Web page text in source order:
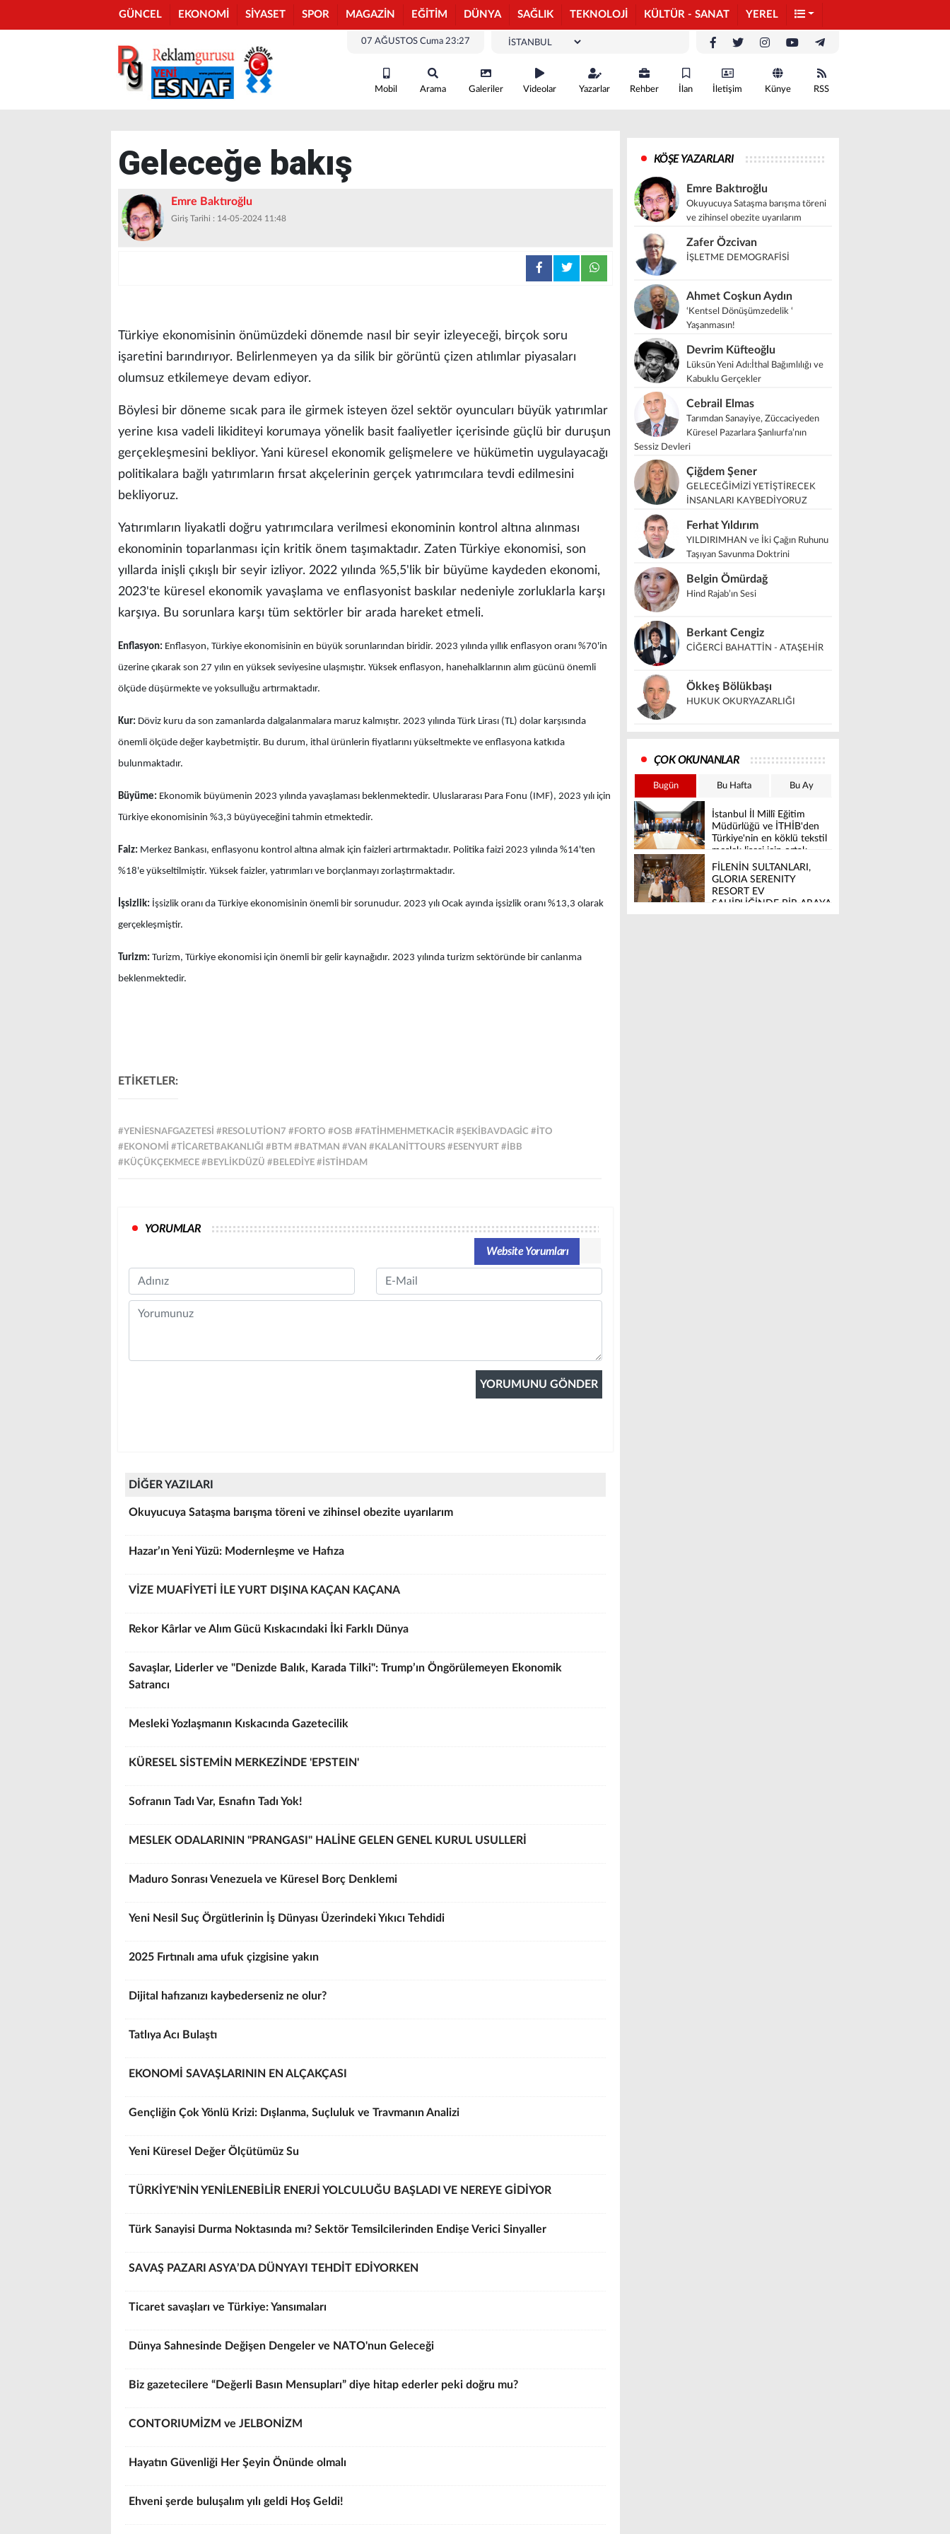
GÜNCEL EKONOMİ SİYASET SPOR MAGAZİN EĞİTİM DÜNYA SAĞLIK TEKNOLOJİ KÜLTÜR - SANAT YEREL
07 AĞUSTOS Cuma 23:27
Mobil Arama Galeriler Videolar Yazarlar Rehber İlan İletişim Künye RSS
Geleceğe bakış
Emre Baktıroğlu
Giriş Tarihi : 14-05-2024 11:48
Türkiye ekonomisinin önümüzdeki dönemde nasıl bir seyir izleyeceği, birçok soru
işaretini barındırıyor. Belirlenmeyen ya da silik bir görüntü çizen atılımlar piyasaları
olumsuz etkilemeye devam ediyor.
Böylesi bir döneme sıcak para ile girmek isteyen özel sektör oyuncuları büyük yatırımlar
yerine kısa vadeli likiditeyi korumaya yönelik basit faaliyetler içerisinde güçlü bir duruşun
gerçekleşmesini bekliyor. Yani küresel ekonomik gelişmelere ve hükümetin uygulayacağı
politikalara bağlı yatırımların fırsat akçelerinin gerçek yatırımcılara tevdi edilmesini
bekliyoruz.
Yatırımların liyakatli doğru yatırımcılara verilmesi ekonominin kontrol altına alınması
ekonominin toparlanması için kritik önem taşımaktadır. Zaten Türkiye ekonomisi, son
yıllarda inişli çıkışlı bir seyir izliyor. 2022 yılında %5,5'lik bir büyüme kaydeden ekonomi,
2023'te küresel ekonomik yavaşlama ve enflasyonist baskılar nedeniyle zorluklarla karşı
karşıya. Bu sorunlara karşı tüm sektörler bir arada hareket etmeli.
Enflasyon: Enflasyon, Türkiye ekonomisinin en büyük sorunlarından biridir. 2023 yılında yıllık enflasyon oranı %70'in
üzerine çıkarak son 27 yılın en yüksek seviyesine ulaşmıştır. Yüksek enflasyon, hanehalklarının alım gücünü önemli
ölçüde düşürmekte ve yoksulluğu artırmaktadır.
Kur: Döviz kuru da son zamanlarda dalgalanmalara maruz kalmıştır. 2023 yılında Türk Lirası (TL) dolar karşısında
önemli ölçüde değer kaybetmiştir. Bu durum, ithal ürünlerin fiyatlarını yükseltmekte ve enflasyona katkıda
bulunmaktadır.
Büyüme: Ekonomik büyümenin 2023 yılında yavaşlaması beklenmektedir. Uluslararası Para Fonu (IMF), 2023 yılı için
Türkiye ekonomisinin %3,3 büyüyeceğini tahmin etmektedir.
Faiz: Merkez Bankası, enflasyonu kontrol altına almak için faizleri artırmaktadır. Politika faizi 2023 yılında %14'ten
%18'e yükseltilmiştir. Yüksek faizler, yatırımları ve borçlanmayı zorlaştırmaktadır.
İşsizlik: İşsizlik oranı da Türkiye ekonomisinin önemli bir sorunudur. 2023 yılı Ocak ayında işsizlik oranı %13,3 olarak
gerçekleşmiştir.
Turizm: Turizm, Türkiye ekonomisi için önemli bir gelir kaynağıdır. 2023 yılında turizm sektöründe bir canlanma
beklenmektedir.
ETİKETLER:
#YENIESNAFGAZETESI #RESOLUTION7 #FORTO #OSB #FATIHMEHMETKACIR #ŞEKIBAVDAGIC #ITO
#EKONOMI #TICARETBAKANLIĞI #BTM #BATMAN #VAN #KALANITTOURS #ESENYURT #IBB
#KÜÇÜKÇEKMECE #BEYLIKDÜZÜ #BELEDIYE #ISTIHDAM
YORUMLAR
Website Yorumları
Name Email
Comment
DİĞER YAZILARI
Okuyucuya Sataşma barışma töreni ve zihinsel obezite uyarılarım
Hazar’ın Yeni Yüzü: Modernleşme ve Hafıza
VİZE MUAFİYETİ İLE YURT DIŞINA KAÇAN KAÇANA
Rekor Kârlar ve Alım Gücü Kıskacındaki İki Farklı Dünya
Savaşlar, Liderler ve "Denizde Balık, Karada Tilki": Trump’ın Öngörülemeyen Ekonomik
Satrancı
Mesleki Yozlaşmanın Kıskacında Gazetecilik
KÜRESEL SİSTEMİN MERKEZİNDE 'EPSTEIN'
Sofranın Tadı Var, Esnafın Tadı Yok!
MESLEK ODALARININ "PRANGASI" HALİNE GELEN GENEL KURUL USULLERİ
Maduro Sonrası Venezuela ve Küresel Borç Denklemi
Yeni Nesil Suç Örgütlerinin İş Dünyası Üzerindeki Yıkıcı Tehdidi
2025 Fırtınalı ama ufuk çizgisine yakın
Dijital hafızanızı kaybederseniz ne olur?
Tatlıya Acı Bulaştı
EKONOMİ SAVAŞLARININ EN ALÇAKÇASI
Gençliğin Çok Yönlü Krizi: Dışlanma, Suçluluk ve Travmanın Analizi
Yeni Küresel Değer Ölçütümüz Su
TÜRKİYE'NİN YENİLENEBİLİR ENERJİ YOLCULUĞU BAŞLADI VE NEREYE GİDİYOR
Türk Sanayisi Durma Noktasında mı? Sektör Temsilcilerinden Endişe Verici Sinyaller
SAVAŞ PAZARI ASYA’DA DÜNYAYI TEHDİT EDİYORKEN
Ticaret savaşları ve Türkiye: Yansımaları
Dünya Sahnesinde Değişen Dengeler ve NATO'nun Geleceği
Biz gazetecilere “Değerli Basın Mensupları” diye hitap ederler peki doğru mu?
CONTORIUMİZM ve JELBONİZM
Hayatın Güvenliği Her Şeyin Önünde olmalı
Ehveni şerde buluşalım yılı geldi Hoş Geldi!
KÖŞE YAZARLARI
Emre Baktıroğlu
Okuyucuya Sataşma barışma töreni
ve zihinsel obezite uyarılarım
Zafer Özcivan
İŞLETME DEMOGRAFİSİ
Ahmet Coşkun Aydın
‘Kentsel Dönüşümzedelik ‘
Yaşanmasın!
Devrim Küfteoğlu
Lüksün Yeni Adı:İthal Bağımlılığı ve
Kabuklu Gerçekler
Cebrail Elmas
Tarımdan Sanayiye, Züccaciyeden
Küresel Pazarlara Şanlıurfa’nın
Sessiz Devleri
Çiğdem Şener
GELECEĞİMİZİ YETİŞTİRECEK
İNSANLARI KAYBEDİYORUZ
Ferhat Yıldırım
YILDIRIMHAN ve İki Çağın Ruhunu
Taşıyan Savunma Doktrini
Belgin Ömürdağ
Hind Rajab’ın Sesi
Berkant Cengiz
CİĞERCİ BAHATTİN - ATAŞEHİR
Ökkeş Bölükbaşı
HUKUK OKURYAZARLIĞI
ÇOK OKUNANLAR
Bugün Bu Hafta Bu Ay
İstanbul İl Millî Eğitim
Müdürlüğü ve İTHİB'den
Türkiye'nin en köklü tekstil
meslek lisesi için ortak
vizyon
FİLENİN SULTANLARI,
GLORIA SERENITY
RESORT EV
SAHİPLİĞİNDE BİR ARAYA